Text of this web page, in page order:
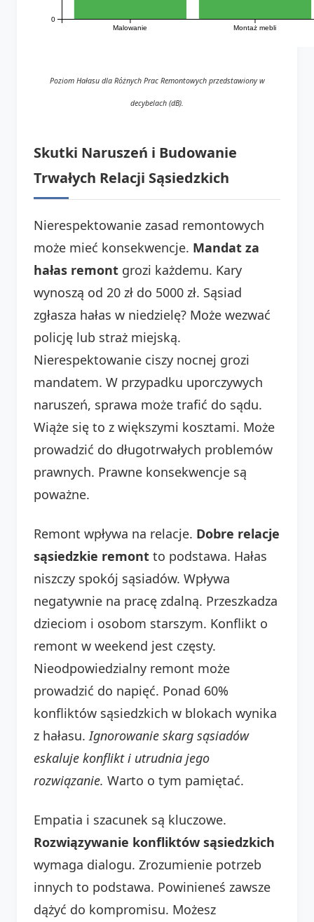
Malowanie Montaż mebli
0
Poziom Hałasu dla Różnych Prac Remontowych przedstawiony w
decybelach (dB).
Skutki Naruszeń i Budowanie
Trwałych Relacji Sąsiedzkich
Nierespektowanie zasad remontowych
może mieć konsekwencje. Mandat za
hałas remont grozi każdemu. Kary
wynoszą od 20 zł do 5000 zł. Sąsiad
zgłasza hałas w niedzielę? Może wezwać
policję lub straż miejską.
Nierespektowanie ciszy nocnej grozi
mandatem. W przypadku uporczywych
naruszeń, sprawa może trafić do sądu.
Wiąże się to z większymi kosztami. Może
prowadzić do długotrwałych problemów
prawnych. Prawne konsekwencje są
poważne.
Remont wpływa na relacje. Dobre relacje
sąsiedzkie remont to podstawa. Hałas
niszczy spokój sąsiadów. Wpływa
negatywnie na pracę zdalną. Przeszkadza
dzieciom i osobom starszym. Konflikt o
remont w weekend jest częsty.
Nieodpowiedzialny remont może
prowadzić do napięć. Ponad 60%
konfliktów sąsiedzkich w blokach wynika
z hałasu. Ignorowanie skarg sąsiadów
eskaluje konflikt i utrudnia jego
rozwiązanie. Warto o tym pamiętać.
Empatia i szacunek są kluczowe.
Rozwiązywanie konfliktów sąsiedzkich
wymaga dialogu. Zrozumienie potrzeb
innych to podstawa. Powinieneś zawsze
dążyć do kompromisu. Możesz